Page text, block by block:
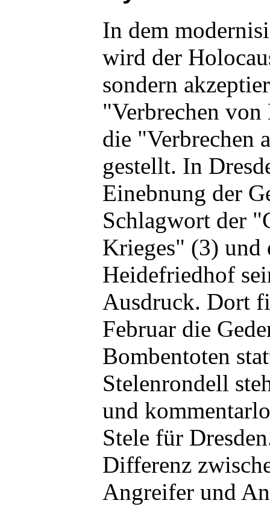
In dem
wird der
sondern
"Verbrechen von
die "Verbrechen
gestellt. In
Einebnung der
Schlagwort der
Krieges" (3) und
Heidefriedhof
Ausdruck. Dort
Februar die
Bombentoten
Stelenrondell
und
Stele für
Differenz
Angreifer und